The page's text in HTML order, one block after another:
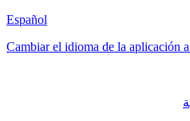
Español
Cambiar el idioma de la aplicación